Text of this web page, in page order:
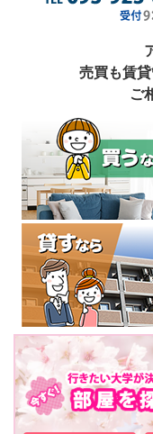
売買も賃
ご